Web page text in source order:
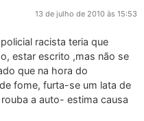
13 de julho de 2010 às 15:53
racista teria que
estar escrito ,mas não se
que na hora do
fome, furta-se um lata de
a auto- estima causa